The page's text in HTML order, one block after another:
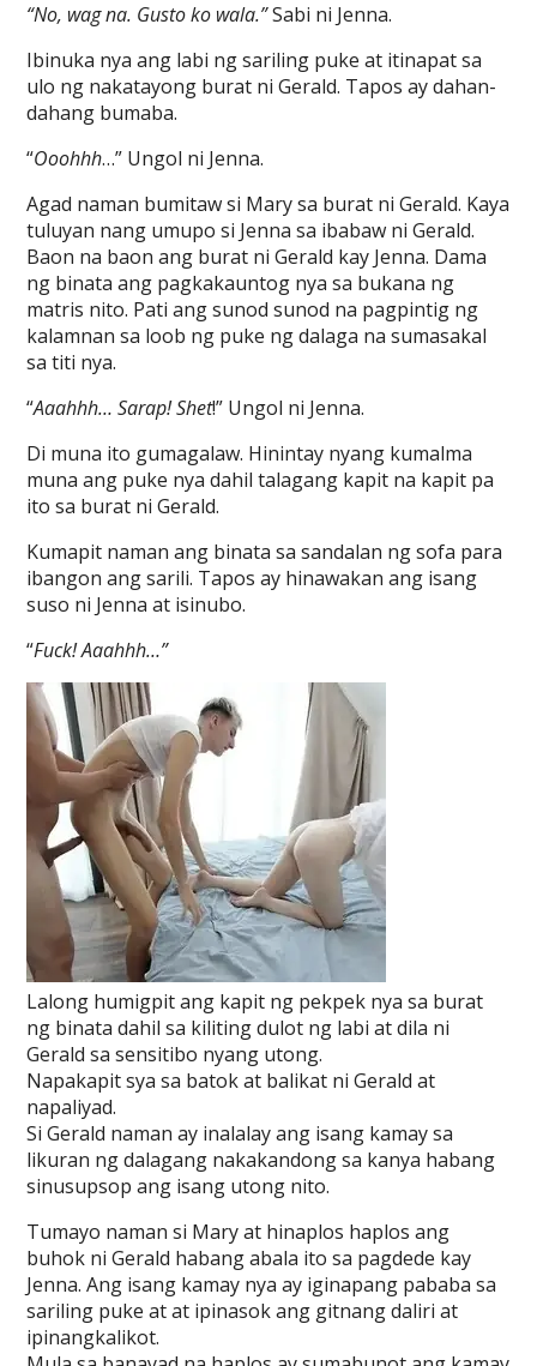
“No, wag na. Gusto ko wala.”Sabi ni Jenna.
Ibinuka nya ang labi ng sariling puke at itinapat sa
ulo ng nakatayong burat ni Gerald. Tapos ay dahan-
dahang bumaba.
“Ooohhh…” Ungol ni Jenna.
Agad naman bumitaw si Mary sa burat ni Gerald. Kaya
tuluyan nang umupo si Jenna sa ibabaw ni Gerald.
Baon na baon ang burat ni Gerald kay Jenna. Dama
ng binata ang pagkakauntog nya sa bukana ng
matris nito. Pati ang sunod sunod na pagpintig ng
kalamnan sa loob ng puke ng dalaga na sumasakal
sa titi nya.
“Aaahhh… Sarap! Shet!” Ungol ni Jenna.
Di muna ito gumagalaw. Hinintay nyang kumalma
muna ang puke nya dahil talagang kapit na kapit pa
ito sa burat ni Gerald.
Kumapit naman ang binata sa sandalan ng sofa para
ibangon ang sarili. Tapos ay hinawakan ang isang
suso ni Jenna at isinubo.
“Fuck! Aaahhh…”
Lalong humigpit ang kapit ng pekpek nya sa burat
ng binata dahil sa kiliting dulot ng labi at dila ni
Gerald sa sensitibo nyang utong.
Napakapit sya sa batok at balikat ni Gerald at
napaliyad.
Si Gerald naman ay inalalay ang isang kamay sa
likuran ng dalagang nakakandong sa kanya habang
sinusupsop ang isang utong nito.
Tumayo naman si Mary at hinaplos haplos ang
buhok ni Gerald habang abala ito sa pagdede kay
Jenna. Ang isang kamay nya ay iginapang pababa sa
sariling puke at at ipinasok ang gitnang daliri at
ipinangkalikot.